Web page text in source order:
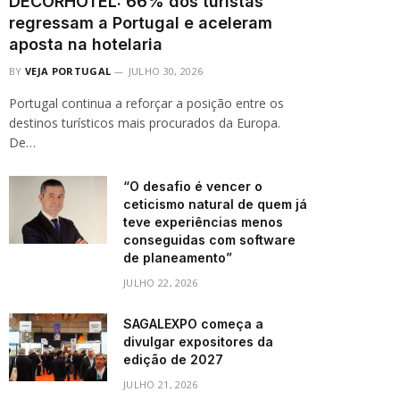
regressam a Portugal e aceleram
aposta na hotelaria
BY VEJA PORTUGAL JULHO 30, 2026
Portugal continua a reforçar a posição entre os
destinos turísticos mais procurados da Europa.
De…
“O desafio é vencer o
ceticismo natural de quem já
teve experiências menos
conseguidas com software
de planeamento”
JULHO 22, 2026
SAGALEXPO começa a
divulgar expositores da
edição de 2027
JULHO 21, 2026